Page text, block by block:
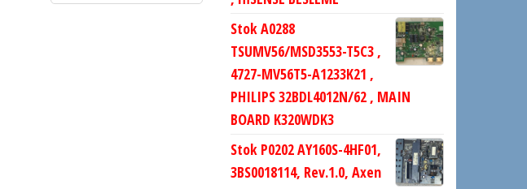
Stok A0288
TSUMV56/MSD3553-T5C3 ,
4727-MV56T5-A1233K21 ,
PHILIPS 32BDL4012N/62 , MAIN
BOARD K320WDK3
Stok P0202 AY160S-4HF01,
3BS0018114, Rev.1.0, Axen